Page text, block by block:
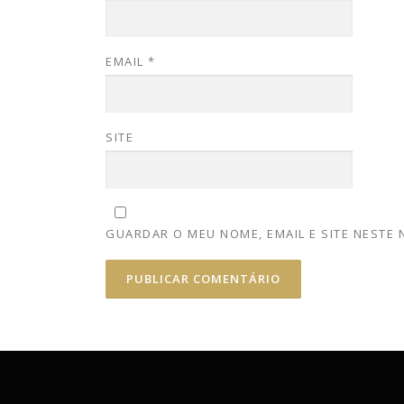
EMAIL *
SITE
GUARDAR O MEU NOME, EMAIL E SITE NESTE